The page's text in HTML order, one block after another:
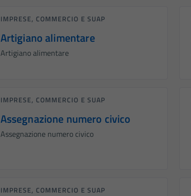
IMPRESE, COMMERCIO E SUAP
Artigiano alimentare
Artigiano alimentare
IMPRESE, COMMERCIO E SUAP
Assegnazione numero civico
Assegnazione numero civico
IMPRESE, COMMERCIO E SUAP